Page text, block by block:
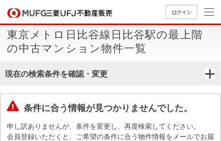
ログイン
買いたいTOP
売りたいTOP
店舗案内TOP
会社情報TOP
採用情報TOP
買いたい
売りたい
店舗案内
会社情報
東京メトロ日比谷線日比谷駅の最上階
の中古マンション物件一覧
現在の検索条件を確認・変更
条件に合う情報が見つかりませんでした。
申し訳ありませんが、条件を変更し、再度検索してください。
会員登録いただくと、ご希望の条件に合う物件情報をメールでお届